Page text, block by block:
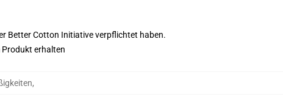
Better Cotton Initiative verpflichtet haben.
Produkt erhalten
,